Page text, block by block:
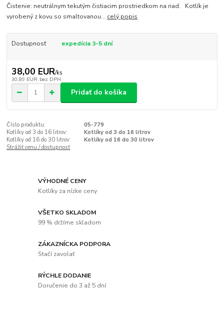
Čistenie: neutrálnym tekutým čistiacim prostriedkom na riad. Kotlík je
vyrobený z kovu so smaltovanou... celý popis
Dostupnosť expedícia 3-5 dní
38,00 EUR/ks
30,89 EUR bez DPH
Pridať do košíka
Číslo produktu:
05-779
Kotlíky od 3 do 16 litrov:
Kotlíky od 3 do 16 litrov
Kotlíky od 16 do 30 litrov:
Kotlíky od 16 do 30 litrov
Strážiť cenu / dostupnosť
VÝHODNÉ CENY
Kotlíky za nízke ceny
VŠETKO SKLADOM
99 % držíme skladom
ZÁKAZNÍCKA PODPORA
Stačí zavolať
RÝCHLE DODANIE
Doručenie do 3 až 5 dní